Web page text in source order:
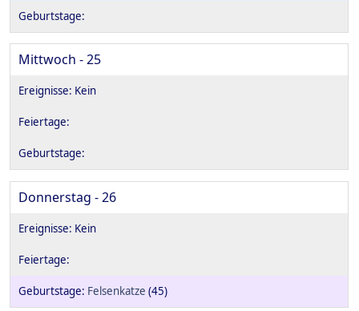
Mittwoch - 25
Donnerstag - 26
Felsenkatze (45)